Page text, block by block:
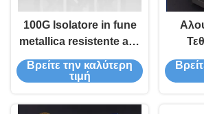
100G Isolatore in fune
metallica resistente agli
urti con costruzione in
acciaio inossidabile o
antivibrante certificato
Βρείτε την καλύτερη
τιμή